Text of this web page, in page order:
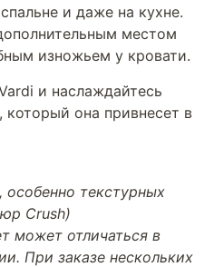
и даже на кухне.
местом
изножьем у кровати.
и наслаждайтесь
она привнесет в
текстурных
Crush)
может отличаться в
При заказе нескольких